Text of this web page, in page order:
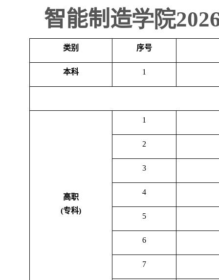
智能制造学院202
类别 序号
本科 1
高职
(专科)
1
2
3
4
5
6
7